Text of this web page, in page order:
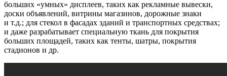
больших «умных» дисплеев, таких как рекламные вывески,
доски объявлений, витрины магазинов, дорожные знаки
и т.д.; для стекол в фасадах зданий и транспортных средствах;
и даже разрабатывает специальную ткань для покрытия
больших площадей, таких как тенты, шатры, покрытия
стадионов и др.